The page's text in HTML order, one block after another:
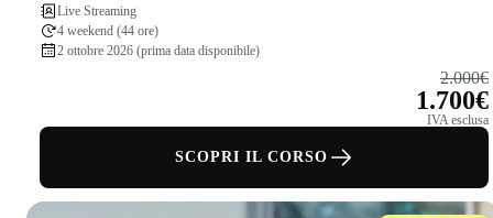
Live Streaming
4 weekend (44 ore)
2 ottobre 2026 (prima data disponibile)
2.000€
1.700€
IVA esclusa
SCOPRI IL CORSO